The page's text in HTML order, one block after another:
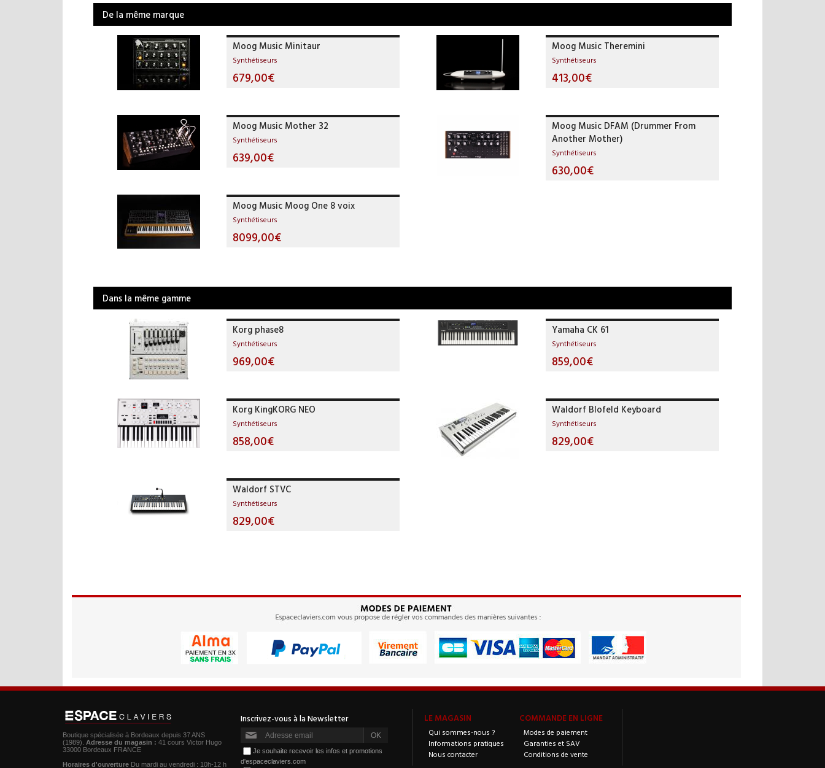
De la même marque
Moog Music Minitaur
Synthétiseurs
679,00€
Moog Music Theremini
Synthétiseurs
413,00€
Moog Music Mother 32
Synthétiseurs
639,00€
Moog Music DFAM (Drummer From
Another Mother)
Synthétiseurs
630,00€
Moog Music Moog One 8 voix
Synthétiseurs
8099,00€
Dans la même gamme
Korg phase8
Synthétiseurs
969,00€
Yamaha CK 61
Synthétiseurs
859,00€
Korg KingKORG NEO
Synthétiseurs
858,00€
Waldorf Blofeld Keyboard
Synthétiseurs
829,00€
Waldorf STVC
Synthétiseurs
829,00€
LE MAGASIN
Qui sommes-nous ?
Informations pratiques
Nous contacter
COMMANDE EN LIGNE
Modes de paiement
Garanties et SAV
Conditions de vente
Boutique spécialisée à Bordeaux depuis 37 ANS
(1989). Adresse du magasin : 41 cours Victor Hugo
33000 Bordeaux FRANCE
Horaires d'ouverture Du mardi au vendredi : 10h-12 h
Je souhaite recevoir les infos et promotions
d'espaceclaviers.com